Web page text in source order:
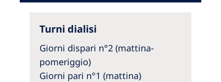
Asia Pacific
Asia Pacific
Australia
Turni dialisi
Giorni dispari n°2 (mattina-
pomeriggio)
Giorni pari n°1 (mattina)